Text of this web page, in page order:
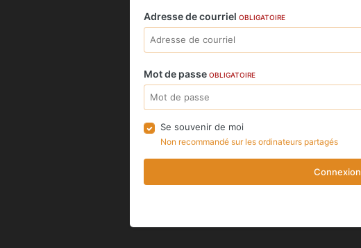
Adresse de courriel OBLIGATOIRE
Mot de passe OBLIGATOIRE
Se souvenir de moi
Non recommandé sur les ordinateurs partagés
Connexion